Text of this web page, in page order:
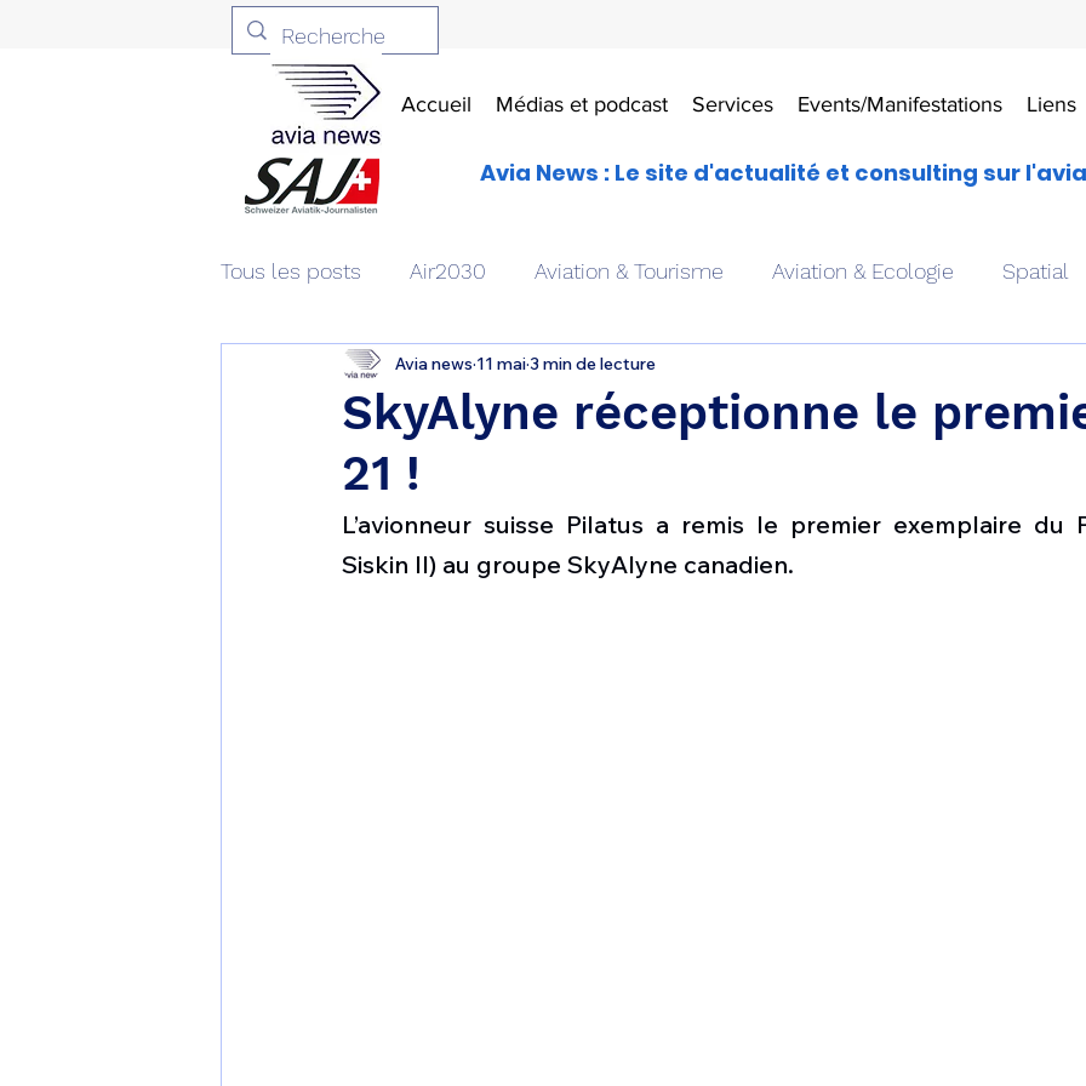
Accueil Médias et podcast Services Events/Manifestations Liens
Avia News : Le site d'actualité et consulting sur
Tous les posts Air2030 Aviation & Tourisme Aviation & Ecologie Spatial
Aviation & Défense Livres Drones aériens
Patrimoine aéronautique
1 er avril Motorisation Défense sol-air DSA
SkyAlyne réceptionne le
21 !
Avia news 11 mai3 min de lecture
L’avionneur suisse Pilatus a remis le premier exemplaire du
Siskin II) au groupe SkyAlyne canadien.